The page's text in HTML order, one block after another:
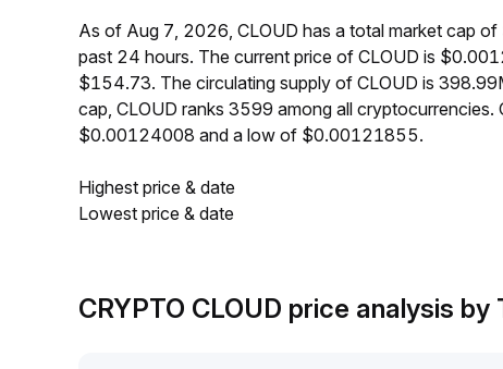
As of Aug 7, 2026, CLOUD has a total market cap
past 24 hours. The current price of CLOUD is
$154.73. The circulating supply of CLOUD is
cap, CLOUD ranks 3599 among all
$0.00124008 and a low of $0.00121855.
Highest price & date
Lowest price & date
CRYPTO CLOUD price analysis by